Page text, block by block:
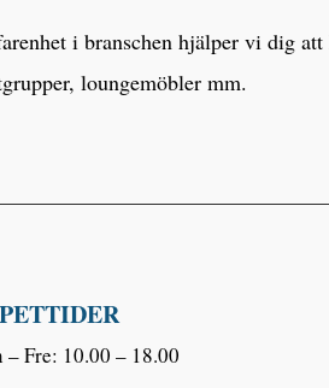
i branschen hjälper vi dig
loungemöbler mm.
– Fre: 10.00 – 18.00